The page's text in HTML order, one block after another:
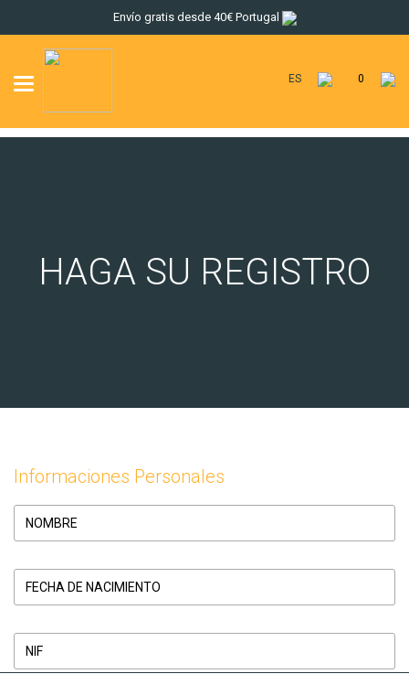
Envío gratis desde 40€ Portugal
Toggle
ES 0
HAGA SU REGISTRO
Informaciones Personales